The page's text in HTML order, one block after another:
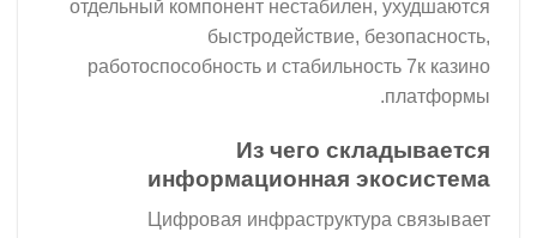
отдельный компонент нестабилен, ухудшаются
быстродействие, безопасность,
работоспособность и стабильность 7к казино
платформы.
Из чего складывается
информационная экосистема
Цифровая инфраструктура связывает